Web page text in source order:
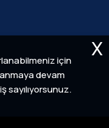
için
devam
sayılıyorsunuz.
X